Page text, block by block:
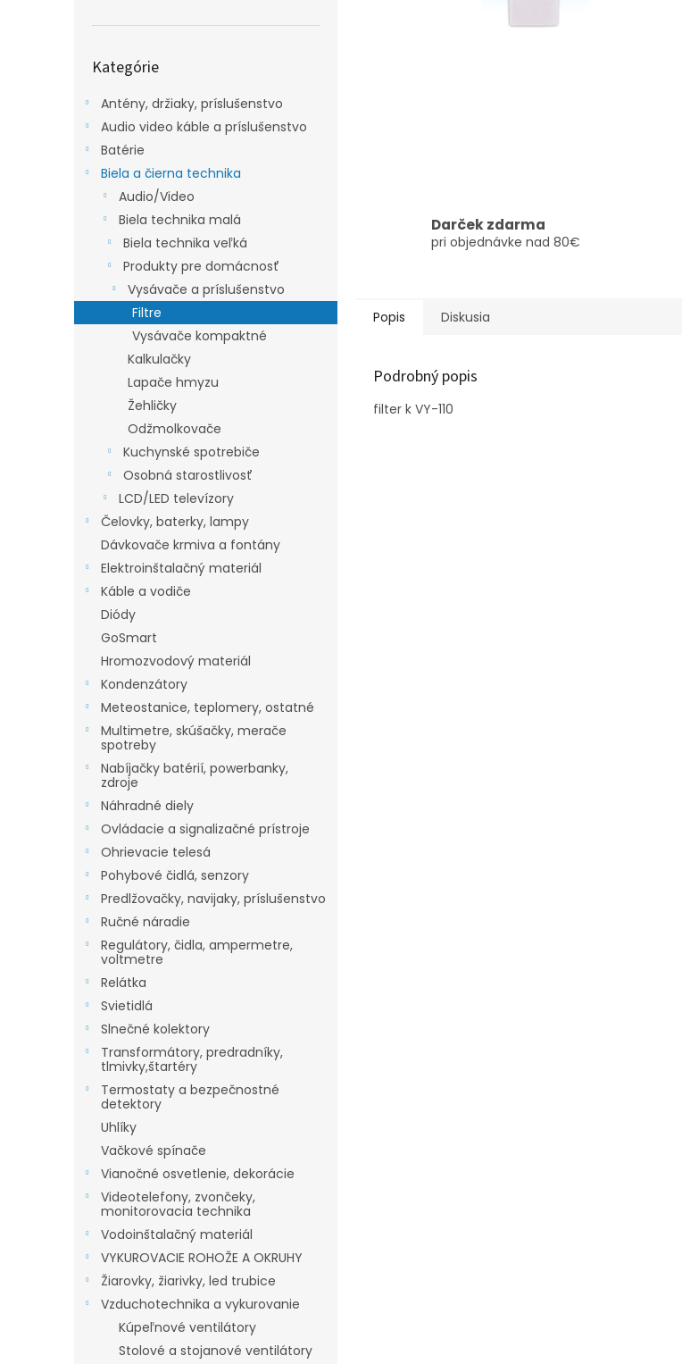
kategórie
Kategórie
Antény, držiaky, príslušenstvo
Audio video káble a príslušenstvo
Batérie
Biela a čierna technika
Audio/Video
Biela technika malá
Biela technika veľká
Produkty pre domácnosť
Vysávače a príslušenstvo
Filtre
Vysávače kompaktné
Kalkulačky
Lapače hmyzu
Žehličky
Odžmolkovače
Kuchynské spotrebiče
Osobná starostlivosť
LCD/LED televízory
Čelovky, baterky, lampy
Dávkovače krmiva a fontány
Elektroinštalačný materiál
Káble a vodiče
Diódy
GoSmart
Hromozvodový materiál
Kondenzátory
Meteostanice, teplomery, ostatné
Multimetre, skúšačky, merače
spotreby
Nabíjačky batérií, powerbanky,
zdroje
Náhradné diely
Ovládacie a signalizačné prístroje
Ohrievacie telesá
Pohybové čidlá, senzory
Predlžovačky, navijaky, príslušenstvo
Ručné náradie
Regulátory, čidla, ampermetre,
voltmetre
Relátka
Svietidlá
Slnečné kolektory
Transformátory, predradníky,
tlmivky,štartéry
Termostaty a bezpečnostné
detektory
Uhlíky
Vačkové spínače
Vianočné osvetlenie, dekorácie
Videotelefony, zvončeky,
monitorovacia technika
Vodoinštalačný materiál
VYKUROVACIE ROHOŽE A OKRUHY
Žiarovky, žiarivky, led trubice
Vzduchotechnika a vykurovanie
Kúpeľnové ventilátory
Stolové a stojanové ventilátory
Darček zdarma
pri objednávke nad 80€
Popis Diskusia
Podrobný popis
filter k VY-110